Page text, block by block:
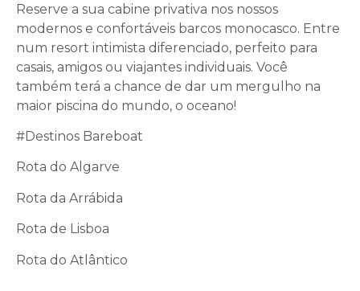
Reserve a sua cabine privativa nos nossos
modernos e confortáveis barcos monocasco. Entre
num resort intimista diferenciado, perfeito para
casais, amigos ou viajantes individuais. Você
também terá a chance de dar um mergulho na
maior piscina do mundo, o oceano!
#Destinos Bareboat
Rota do Algarve
Rota da Arrábida
Rota de Lisboa
Rota do Atlântico